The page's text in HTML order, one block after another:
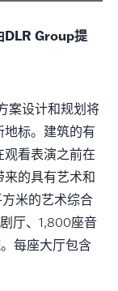
DLR Group提
案设计和规划将
标。建筑的有
看表演之前在
的具有艺术和
米的艺术综合
厅、1,800座音
每座大厅包含